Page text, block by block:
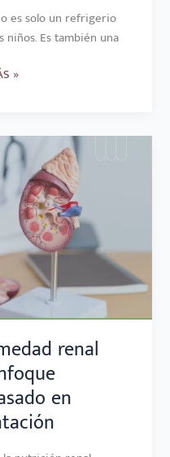
es solo un refrigerio
Es también una
»
renal
en